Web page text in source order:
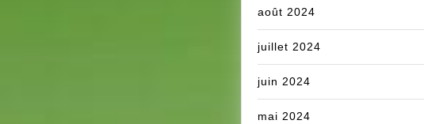
août 2024
juillet 2024
juin 2024
mai 2024